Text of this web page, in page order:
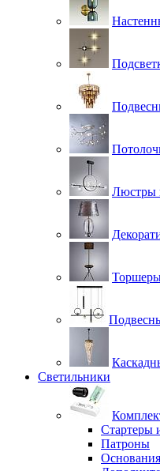
Люстры
Светильники
Стартеры
Патроны